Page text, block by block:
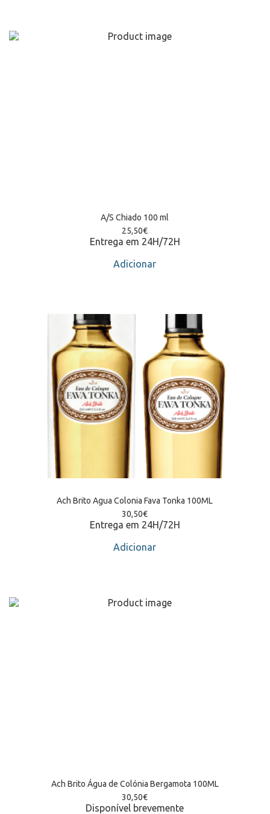
A/S Chiado 100 ml
25,50€
Entrega em 24H/72H
Adicionar
Ach Brito Agua Colonia Fava Tonka 100ML
30,50€
Entrega em 24H/72H
Adicionar
Ach Brito Água de Colónia Bergamota 100ML
30,50€
Disponível brevemente